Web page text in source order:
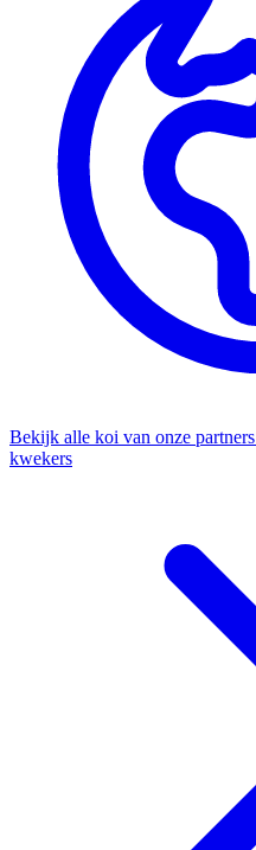
Bekijk alle koi van onze partners
kwekers